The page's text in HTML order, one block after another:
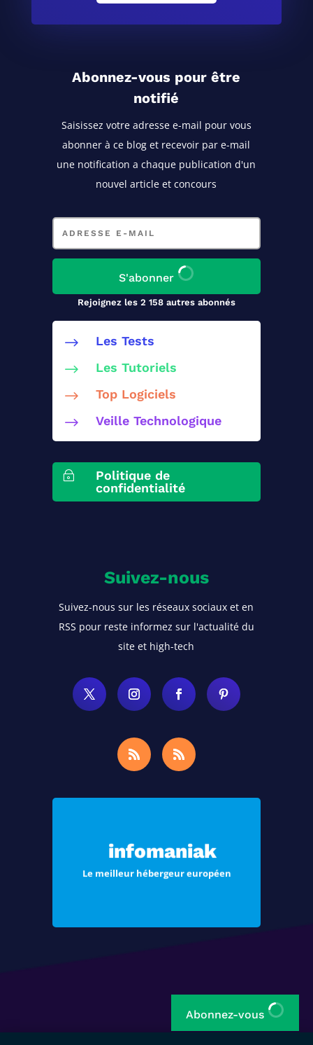
Abonnez-vous pour être
notifié
Saisissez votre adresse e-mail pour vous
abonner à ce blog et recevoir par e-mail
une notification a chaque publication d'un
nouvel article et concours
Adresse
mail
S'abonner
Rejoignez les 2 158 autres abonnés
$ Les Tests
$ Les Tutoriels
$ Top Logiciels
$ Veille Technologique
~
Politique de
confidentialité
Suivez-nous
Suivez-nous sur les réseaux sociaux et en
RSS pour reste informez sur l'actualité du
site et high-tech
infomaniak
Le meilleur hébergeur européen
hébergement pour vos sites Web et
vos e-mails
Abonnez-vous